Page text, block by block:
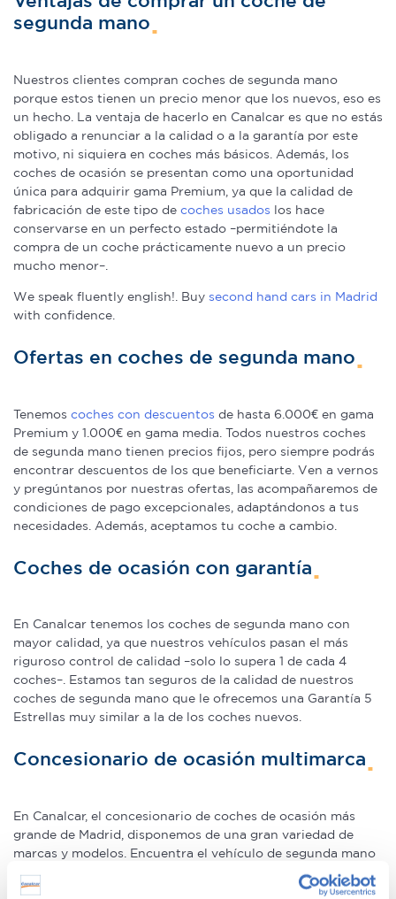
segunda mano
Nuestros clientes compran coches de segunda mano
porque estos tienen un precio menor que los nuevos, eso es
un hecho. La ventaja de hacerlo en Canalcar es que no estás
obligado a renunciar a la calidad o a la garantía por este
motivo, ni siquiera en coches más básicos. Además, los
coches de ocasión se presentan como una oportunidad
única para adquirir gama Premium, ya que la calidad de
fabricación de este tipo de coches usados los hace
conservarse en un perfecto estado –permitiéndote la
compra de un coche prácticamente nuevo a un precio
mucho menor–.
We speak fluently english!. Buy second hand cars in Madrid
with confidence.
Ofertas en coches de segunda mano
Tenemos coches con descuentos de hasta 6.000€ en gama
Premium y 1.000€ en gama media. Todos nuestros coches
de segunda mano tienen precios fijos, pero siempre podrás
encontrar descuentos de los que beneficiarte. Ven a vernos
y pregúntanos por nuestras ofertas, las acompañaremos de
condiciones de pago excepcionales, adaptándonos a tus
necesidades. Además, aceptamos tu coche a cambio.
Coches de ocasión con garantía
En Canalcar tenemos los coches de segunda mano con
mayor calidad, ya que nuestros vehículos pasan el más
riguroso control de calidad –solo lo supera 1 de cada 4
coches–. Estamos tan seguros de la calidad de nuestros
coches de segunda mano que le ofrecemos una Garantía 5
Estrellas muy similar a la de los coches nuevos.
Concesionario de ocasión multimarca
En Canalcar, el concesionario de coches de ocasión más
grande de Madrid, disponemos de una gran variedad de
marcas y modelos. Encuentra el vehículo de segunda mano
que mejor se adapte a tus necesidades, con la mejor
relación calidad-precio. O si lo prefieres, ven a vernos y te